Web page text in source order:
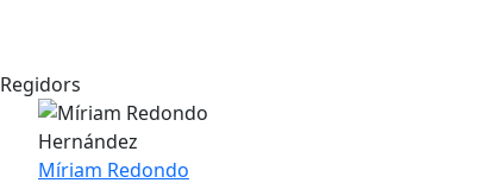
Regidors
Míriam Redondo